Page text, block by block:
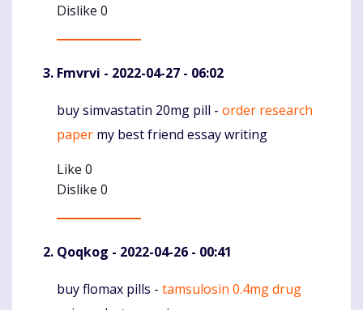
Dislike 0
Fmvrvi - 2022-04-27 - 06:02
Komentaras
buy simvastatin 20mg pill - order research
paper my best friend essay writing
Like 0
Dislike 0
Qoqkog - 2022-04-26 - 00:41
Komentaras
buy flomax pills - tamsulosin 0.4mg drug